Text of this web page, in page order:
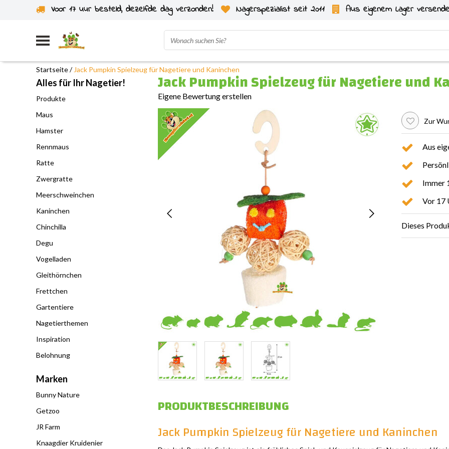
Voor 17 uur besteld, dezelfde dag verzonden! Nagerspezialist seit 2011 Aus eigenem Lager
Startseite/ Jack Pumpkin Spielzeug für Nagetiere und Kaninchen
Alles für Ihr Nagetier!
Produkte
Maus
Hamster
Rennmaus
Ratte
Zwergratte
Meerschweinchen
Kaninchen
Chinchilla
Degu
Vogelladen
Gleithörnchen
Frettchen
Gartentiere
Nagetierthemen
Inspiration
Belohnung
Marken
Bunny Nature
Getzoo
JR Farm
Knaagdier Kruidenier
Jack Pumpkin Spielzeug für Nagetiere und
Eigene Bewertung erstellen
Zur
Aus
Immer
Vor 17
Dieses
PRODUKTBESCHREIBUNG
Jack Pumpkin Spielzeug für Nagetiere und Kaninchen